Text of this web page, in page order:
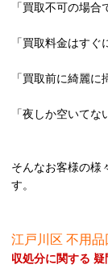
「買取不可の場合
「買取料金はす
「買取前に綺麗に
「夜しか空いてな
そんなお客様の様
す。
江戸川区 不用
収処分に関する